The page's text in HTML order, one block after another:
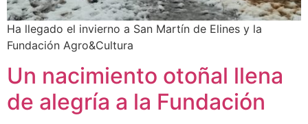
Ha llegado el invierno a San Martín de Elines y la
Fundación Agro&Cultura
Un nacimiento otoñal llena
de alegría a la Fundación